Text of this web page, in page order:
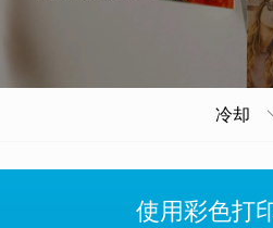
冷却
使用彩色打